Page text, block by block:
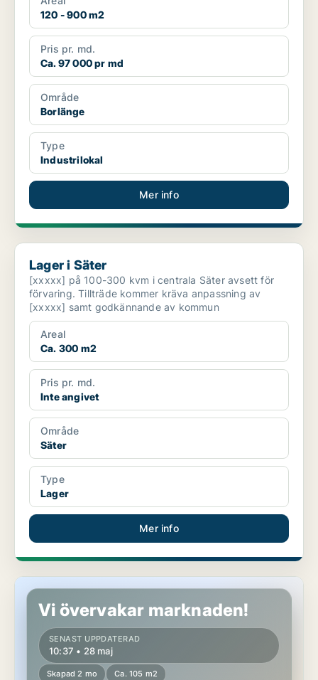
120 - 900 m2
Pris pr. md.
Ca. 97 000 pr md
Område
Borlänge
Type
Industrilokal
Mer info
Lager i Säter
Lager i Säter
[xxxxx] på 100-300 kvm i centrala Säter avsett för
förvaring. Tillträde kommer kräva anpassning av
[xxxxx] samt godkännande av kommun
Areal
Ca. 300 m2
Pris pr. md.
Inte angivet
Område
Säter
Type
Lager
Mer info
Industrilokal i Falun
Vi övervakar marknaden!
SENAST UPPDATERAD
10:37 • 28 maj
Skapad 2 mo Ca. 105 m2